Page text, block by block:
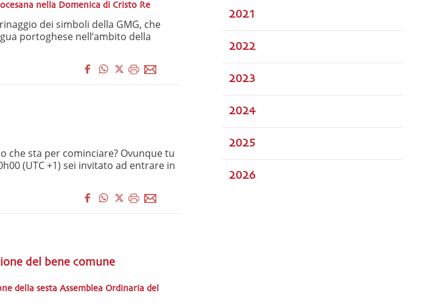
nella Domenica di Cristo Re
dei simboli della GMG, che
portoghese nell’ambito della
che sta per cominciare? Ovunque tu
(UTC +1) sei invitato ad entrare in
del bene comune
della sesta Assemblea Ordinaria del
2021
2022
2023
2024
2025
2026